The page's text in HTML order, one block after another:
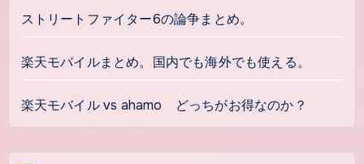
ストリートファイター6の論争まとめ。
楽天モバイルまとめ。国内でも海外でも使える。
楽天モバイル vs ahamo どっちがお得なのか？